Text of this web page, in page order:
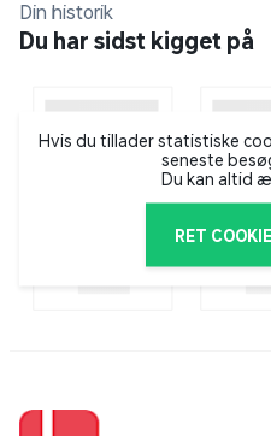
Din historik
Du har sidst kigget på
Hvis du tillader statistiske
seneste
Du kan altid
RET